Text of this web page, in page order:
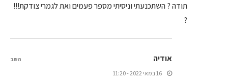
תודה ? השתכנעתי וניסיתי מספר פעמים ואת לגמרי צודקת!!!
?
אודיה
16 במאי 2022 - 11:20
השב